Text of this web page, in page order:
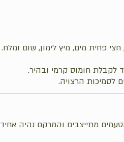
פחית מים, מיץ לימון, שום ומלח.
לקבלת חומוס קרמי ובהיר.
לסמיכות הרצויה.
מתייצבים והמרקם נהיה אחיד